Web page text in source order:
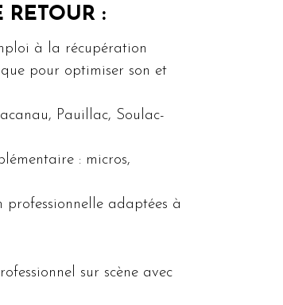
RETOUR :
à la récupération
pour optimiser son et
Pauillac, Soulac-
: micros,
adaptées à
sur scène avec